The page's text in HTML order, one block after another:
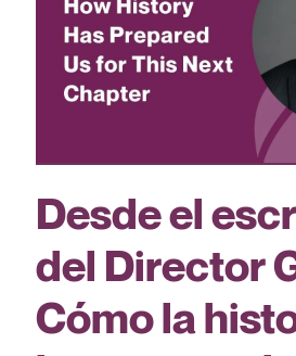
Desde el
del Director
Cómo la